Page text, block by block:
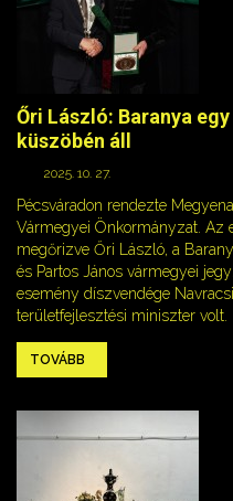
Őri László: Baranya
küszöbén áll
2025. 10. 27.
Pécsváradon rendezte
Vármegyei Önkormányzat. Az
megőrizve Őri László, a
és Partos János vármegyei
esemény díszvendége
területfejlesztési miniszter volt.
TOVÁBB